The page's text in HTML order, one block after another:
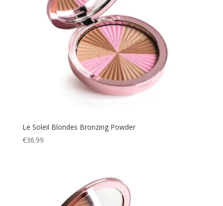
Le Soleil Blondes Bronzing Powder
€36.99